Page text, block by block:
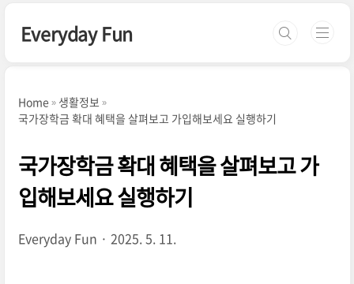
Everyday Fun
Home
생활정보
국가장학금 확대 혜택을 살펴보고 가입해보세요 실행하기
국가장학금 확대 혜택을 살펴보고 가
입해보세요 실행하기
Everyday Fun 2025. 5. 11.